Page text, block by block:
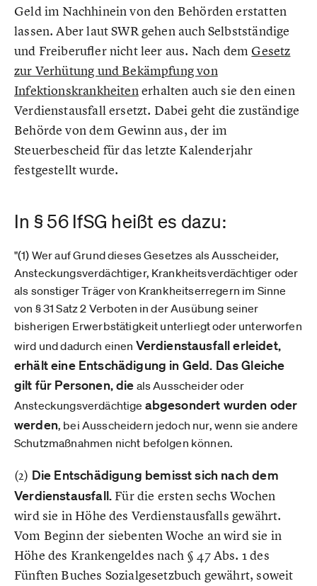
Geld im Nachhinein von den Behörden erstatten
lassen. Aber laut SWR gehen auch Selbstständige
und Freiberufler nicht leer aus. Nach dem Gesetz
zur Verhütung und Bekämpfung von
Infektionskrankheitenerhalten auch sie den einen
Verdienstausfall ersetzt. Dabei geht die zuständige
Behörde von dem Gewinn aus, der im
Steuerbescheid für das letzte Kalenderjahr
festgestellt wurde.
In § 56 IfSG heißt es dazu:
"(1) Wer auf Grund dieses Gesetzes als Ausscheider,
Ansteckungsverdächtiger, Krankheitsverdächtiger oder
als sonstiger Träger von Krankheitserregern im Sinne
von § 31 Satz 2 Verboten in der Ausübung seiner
bisherigen Erwerbstätigkeit unterliegt oder unterworfen
wird und dadurch einen Verdienstausfall erleidet,
erhält eine Entschädigung in Geld. Das Gleiche
gilt für Personen, die als Ausscheider oder
Ansteckungsverdächtige abgesondert wurden oder
werden, bei Ausscheidern jedoch nur, wenn sie andere
Schutzmaßnahmen nicht befolgen können.
(2) Die Entschädigung bemisst sich nach dem
Verdienstausfall. Für die ersten sechs Wochen
wird sie in Höhe des Verdienstausfalls gewährt.
Vom Beginn der siebenten Woche an wird sie in
Höhe des Krankengeldes nach § 47 Abs. 1 des
Fünften Buches Sozialgesetzbuch gewährt, soweit